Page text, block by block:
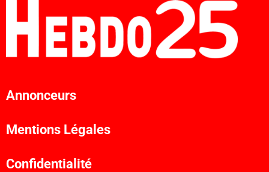
Annonceurs
Mentions Légales
Confidentialité